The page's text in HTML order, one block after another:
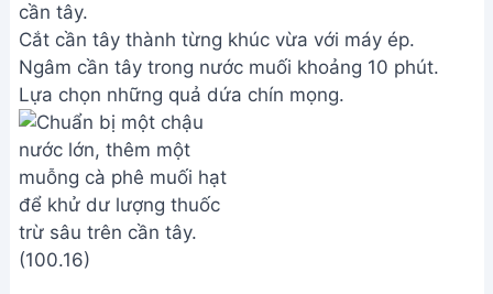
cần tây.
Cắt cần tây thành từng khúc vừa với máy ép.
Ngâm cần tây trong nước muối khoảng 10 phút.
Lựa chọn những quả dứa chín mọng.